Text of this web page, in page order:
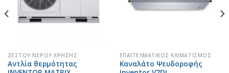
ΖΕΣΤΟΎ ΝΕΡΟΎ ΧΡΉΣΗΣ
Αντλία θερμότητας
ΕΠΑΓΓΕΛΜΑΤΙΚΌΣ ΚΛΙΜΑΤΙΣΜΌΣ
Καναλάτο Ψευδοροφής